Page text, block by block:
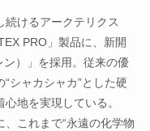
続けるアークテリクス
PRO」製品に、新開
）」を採用。従来の優
シャカシャカ”とした硬
地を実現している。
これまで“永遠の化学物